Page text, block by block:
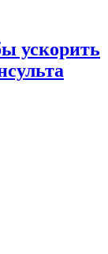
ускорить